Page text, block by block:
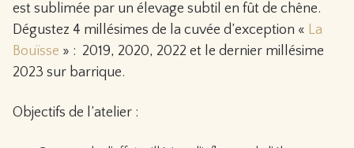
est sublimée par un élevage subtil en fût de chêne.
Dégustez 4 millésimes de la cuvée d’exception « La
Bouïsse » : 2019, 2020, 2022 et le dernier millésime
2023 sur barrique.
Objectifs de l’atelier :